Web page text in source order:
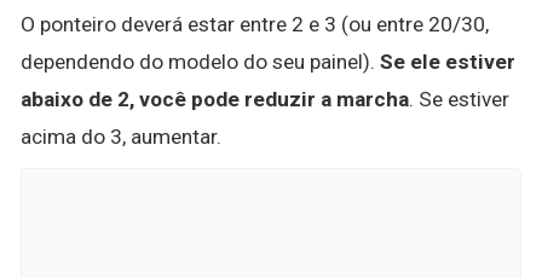
O ponteiro deverá estar entre 2 e 3 (ou entre 20/30,
dependendo do modelo do seu painel). Se ele estiver
abaixo de 2, você pode reduzir a marcha. Se estiver
acima do 3, aumentar.